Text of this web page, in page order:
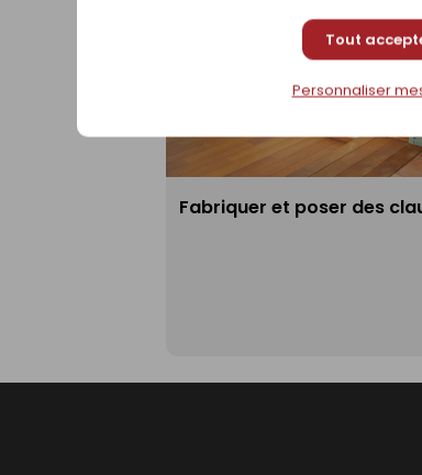
Tout
Personnaliser
Fabriquer et poser des